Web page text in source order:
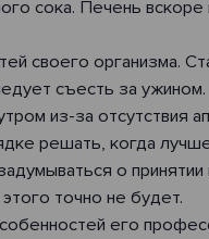
сока. Печень
своего организма.
съесть за ужином.
из-за отсутствия
решать, когда
о
точно не будет.
его